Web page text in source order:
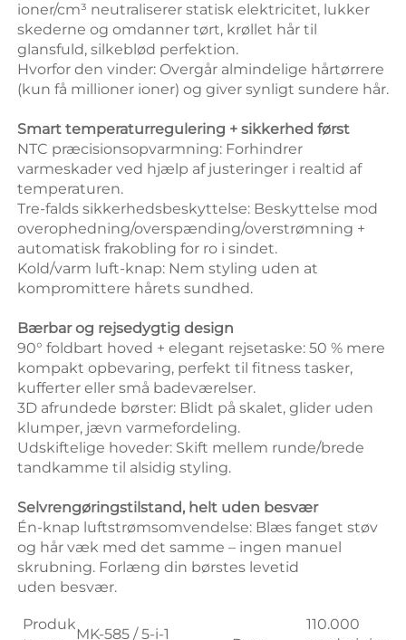
ioner/cm³ neutraliserer statisk elektricitet, lukker
skederne og omdanner tørt, krøllet hår til
glansfuld, silkeblød perfektion.
Hvorfor den vinder: Overgår almindelige hårtørrere
Smart temperaturregulering + sikkerhed først
NTC præcisionsopvarmning: Forhindrer
varmeskader ved hjælp af justeringer i realtid af
temperaturen.
Tre-falds sikkerhedsbeskyttelse: Beskyttelse mod
overophedning/overspænding/overstrømning +
automatisk frakobling for ro i sindet.
Kold/varm luft-knap: Nem styling uden at
kompromittere hårets sundhed.
Bærbar og rejsedygtig design
90° foldbart hoved + elegant rejsetaske: 50 % mere
kompakt opbevaring, perfekt til fitness tasker,
kufferter eller små badeværelser.
3D afrundede børster: Blidt på skalet, glider uden
klumper, jævn varmefordeling.
Udskiftelige hoveder: Skift mellem runde/brede
tandkamme til alsidig styling.
Selvrengøringstilstand, helt uden besvær
Én-knap luftstrømsomvendelse: Blæs fanget støv
og hår væk med det samme – ingen manuel
skrubning. Forlæng din børstes levetid
uden besvær.
Produk
MK-585 / 5-i-1
110.000